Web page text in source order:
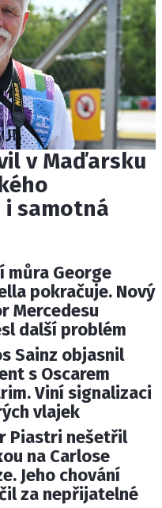
v Maďarsku
samotná
můra George
pokračuje. Nový
Mercedesu
další problém
Sainz objasnil
s Oscarem
Viní signalizaci
vlajek
Piastri nešetřil
na Carlose
Jeho chování
za nepřijatelné